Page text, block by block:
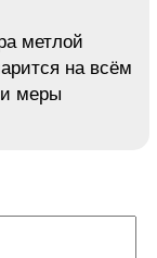
метлой
на всём
меры